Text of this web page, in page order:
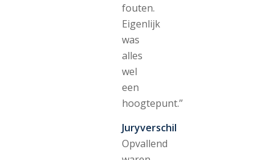
fouten.
Eigenlijk
was
alles
wel
een
hoogtepunt.’’
Juryverschil
Opvallend